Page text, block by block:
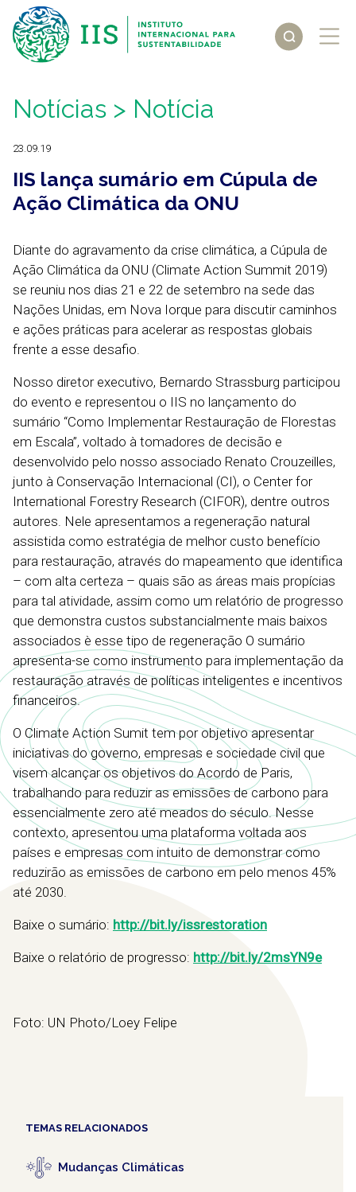
Notícias > Notícia
23.09.19
IIS lança sumário em Cúpula de
Ação Climática da ONU
Diante do agravamento da crise climática, a Cúpula de
Ação Climática da ONU (Climate Action Summit 2019)
se reuniu nos dias 21 e 22 de setembro na sede das
Nações Unidas, em Nova Iorque para discutir caminhos
e ações práticas para acelerar as respostas globais
frente a esse desafio.
Nosso diretor executivo, Bernardo Strassburg participou
do evento e representou o IIS no lançamento do
sumário “Como Implementar Restauração de Florestas
em Escala”, voltado à tomadores de decisão e
desenvolvido pelo nosso associado Renato Crouzeilles,
junto à Conservação Internacional (CI), o Center for
International Forestry Research (CIFOR), dentre outros
autores. Nele apresentamos a regeneração natural
assistida como estratégia de melhor custo benefício
para restauração, através do mapeamento que identifica
– com alta certeza – quais são as áreas mais propícias
para tal atividade, assim como um relatório de progresso
que demonstra custos substancialmente mais baixos
associados è esse tipo de regeneração O sumário
apresenta-se como instrumento para implementação da
restauração através de políticas inteligentes e incentivos
financeiros.
O Climate Action Sumit tem por objetivo apresentar
iniciativas do governo, empresas e sociedade civil que
visem alcançar os objetivos do Acordo de Paris,
trabalhando para reduzir as emissões de carbono para
essencialmente zero até meados do século. Nesse
contexto, apresentou uma plataforma voltada aos
países e empresas com intuito de demonstrar como
reduzirão as emissões de carbono em pelo menos 45%
até 2030.
Baixe o sumário: http://bit.ly/issrestoration
Baixe o relatório de progresso: http://bit.ly/2msYN9e
Foto: UN Photo/Loey Felipe
TEMAS RELACIONADOS
Mudanças Climáticas